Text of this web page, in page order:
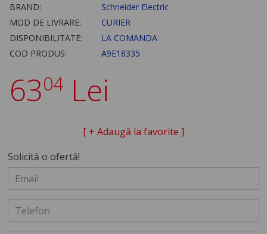
BRAND:
Schneider Electric
MOD DE LIVRARE:
CURIER
DISPONIBILITATE:
LA COMANDA
COD PRODUS:
A9E18335
6304 Lei
[ + Adaugă la favorite ]
Solicită o ofertă!